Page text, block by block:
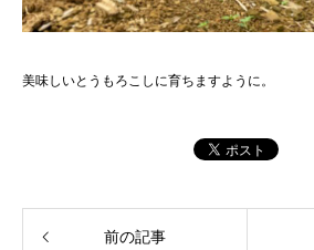
美味しいとうもろこしに育ちますように。
前の記事